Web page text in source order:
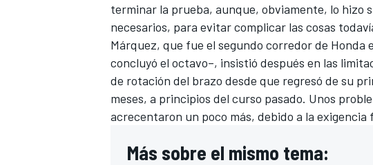
terminar la prueba, aunque, obviamente, lo hizo
necesarios, para evitar complicar las cosas
Márquez, que fue el segundo corredor de Honda
concluyó el octavo–, insistió después en las
de rotación del brazo desde que regresó de su
meses, a principios del curso pasado. Unos
acrecentaron un poco más, debido a la exigencia
Más sobre el mismo tema: